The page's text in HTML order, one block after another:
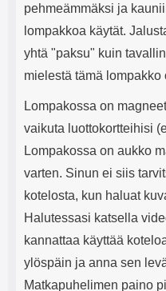
pehmeämmäksi ja
lompakkoa käytät.
yhtä "paksu" kuin
mielestä tämä
Lompakossa on
vaikuta luottokortteihisi
Lompakossa on aukko
varten. Sinun ei siis
kotelosta, kun haluat
Halutessasi katsella
kannattaa käyttää
ylöspäin ja anna sen
Matkapuhelimen paino